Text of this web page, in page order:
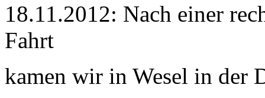
18.11.2012: Nach einer
Fahrt
kamen wir in Wesel in der